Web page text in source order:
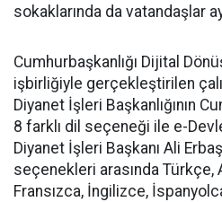
sokaklarında da vatandaşlar
Cumhurbaşkanlığı Dijital
işbirliğiyle gerçekleştirilen
Diyanet İşleri Başkanlığının
8 farklı dil seçeneği ile e-
Diyanet İşleri Başkanı Ali
seçenekleri arasında Türkçe,
Fransızca, İngilizce,